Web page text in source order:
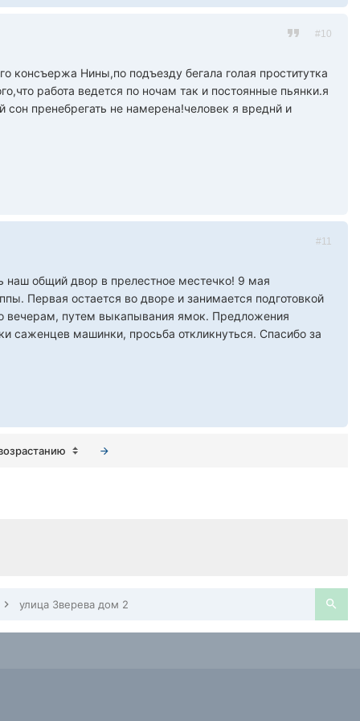
#10
консъержа Нины,по подъезду бегала голая проститутка
работа ведется по ночам так и постоянные пьянки.я
пренебрегать не намерена!человек я вреднй и
#11
наш общий двор в прелестное местечко! 9 мая
Первая остается во дворе и занимается подготовкой
вечерам, путем выкапывания ямок. Предложения
машинки, просьба откликнуться. Спасибо за
улица Зверева дом 2